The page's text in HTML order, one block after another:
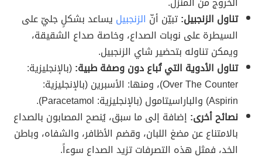
تناول الزنجبيل:تبيّن أنّ الزنجبيل يساعد بشكلٍ جليّ على
السيطرة على نوبات الصداع، وخاصة صداع الشقيقة،
ويمكن تناوله بتحضير شاي الزنجبيل.
تناول الأدوية التي تُباع دون وصفة طبية:(بالإنجليزية:
Over The Counter)، ومنها: الأسبرين (بالإنجليزية:
Aspirin) والباراسيتامول (بالإنجليزية: Paracetamol).
نصائح أخرى: إضافة إلى ما سبق، يُنصح المصابون بالصداع
بالامتناع عن مضغ اللبان، وقضم الأظافر، والشفاه، وباطن
الخد، فمثل هذه التصرفات تزيد الصداع سوءاً.